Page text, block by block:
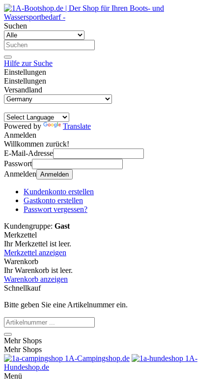
Suchen
Hilfe zur Suche
Einstellungen
Einstellungen
Versandland
Powered by
Translate
Anmelden
Willkommen zurück!
E-Mail-Adresse
Passwort
Anmelden Anmelden
Kundenkonto erstellen
Gastkonto erstellen
Passwort vergessen?
Kundengruppe: Gast
Merkzettel
Ihr Merkzettel ist leer.
Merkzettel anzeigen
Warenkorb
Ihr Warenkorb ist leer.
Warenkorb anzeigen
Schnellkauf
Bitte geben Sie eine Artikelnummer ein.
Mehr Shops
Mehr Shops
1A-Campingshop.de
1A-
Hundeshop.de
Menü